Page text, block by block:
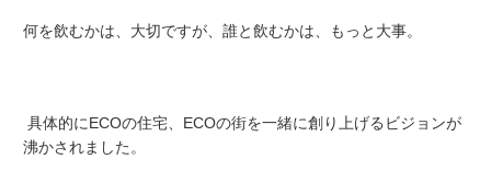
何を飲むかは、大切ですが、誰と飲むかは、もっと大事。
具体的にECOの住宅、ECOの街を一緒に創り上げるビジョンが
沸かされました。